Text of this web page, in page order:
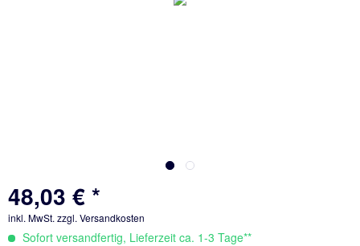
48,03 € *
inkl. MwSt. zzgl. Versandkosten
Sofort versandfertig, Lieferzeit ca. 1-3 Tage**